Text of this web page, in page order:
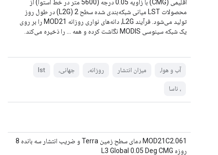
اقلیمی (CMG) با زاویه 0.05 درجه (5600 متر در خط استوا) از
محصولات LST میانی شبکه‌بندی شده سطح 2 (L2G) در طول روز
تولید می‌شود. فرآیند L2G، دانه‌های نواری روزانه MOD21 را بر روی
یک شبکه سینوسی MODIS نگاشت کرده و همه ... را ذخیره می‌کند.
آب و هوا، میزان انتشار روزانه، جهانی، lst
، ناسا
MOD21C2.061 دمای سطح زمین Terra و ضریب انتشار سه بانده 8
روزه L3 Global 0.05 Deg CMG